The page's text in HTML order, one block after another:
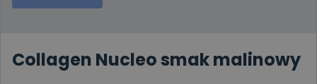
Collagen Nucleo smak malinowy